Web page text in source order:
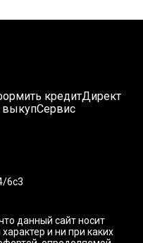
кредитДирект
Сервис
6с3
данный сайт носит
и ни при каких